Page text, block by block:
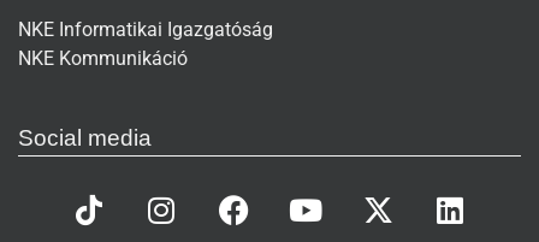
NKE Informatikai Igazgatóság
NKE Kommunikáció
Social media